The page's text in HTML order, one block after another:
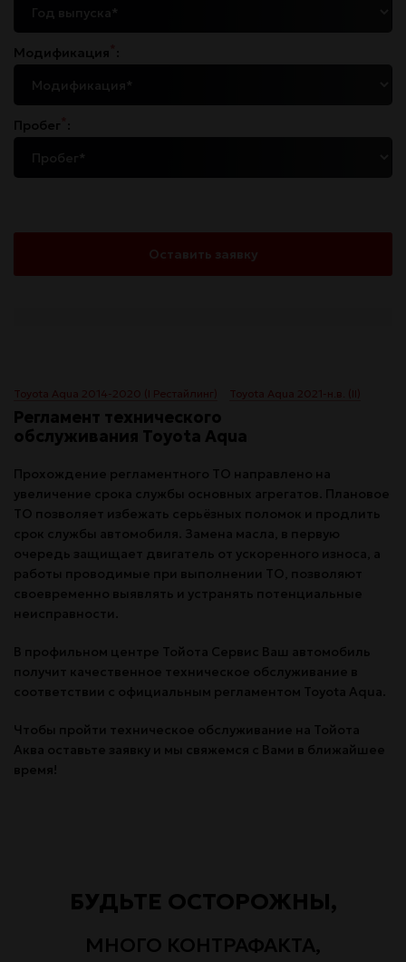
Модификация :
Пробег :
Оставить заявку
Toyota Aqua 2014-2020 (I Рестайлинг) Toyota Aqua 2021-н.в. (II)
Регламент технического
обслуживания Toyota Aqua
Прохождение регламентного ТО направлено на
увеличение срока службы основных агрегатов. Плановое
ТО позволяет избежать серьёзных поломок и продлить
срок службы автомобиля. Замена масла, в первую
очередь защищает двигатель от ускоренного износа, а
работы проводимые при выполнении ТО, позволяют
своевременно выявлять и устранять потенциальные
неисправности.
В профильном центре Тойота Сервис Ваш автомобиль
получит качественное техническое обслуживание в
соответствии с официальным регламентом Toyota Aqua.
Чтобы пройти техническое обслуживание на Тойота
Аква оставьте заявку и мы свяжемся с Вами в ближайшее
время!
БУДЬТЕ ОСТОРОЖНЫ,
МНОГО КОНТРАФАКТА,